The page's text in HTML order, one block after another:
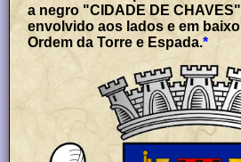
a negro "CIDADE DE
envolvido aos lados e em
Ordem da Torre e Espada.*